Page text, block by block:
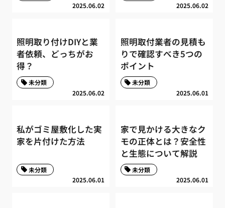
2025.06.02 2025.06.02
照明取り付けDIYと業
者依頼、どっちがお
得？
2025.06.02
未分類
照明取付業者の見積も
りで確認すべき5つの
ポイント
2025.06.01
未分類
私がゴミ屋敷化した実
家を片付けた方法
2025.06.01
未分類
家で見かける大きなク
モの正体とは？安全性
と生態について解説
2025.06.01
未分類